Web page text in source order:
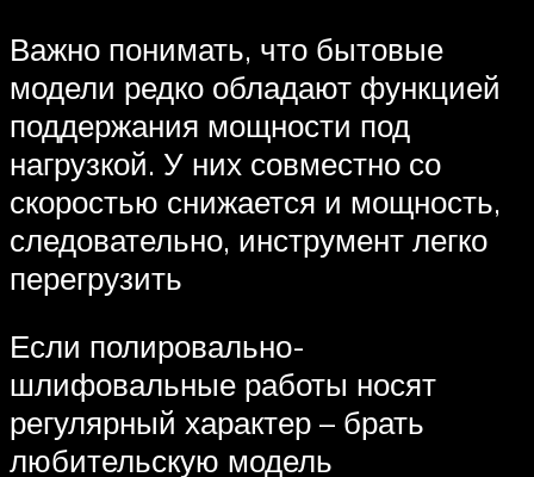
Важно понимать, что бытовые
модели редко обладают функцией
поддержания мощности под
нагрузкой. У них совместно со
скоростью снижается и мощность,
следовательно, инструмент легко
перегрузить
Если полировально-
шлифовальные работы носят
регулярный характер – брать
любительскую модель